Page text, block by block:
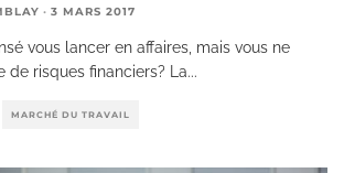
· 3 MARS 2017
vous lancer en affaires, mais vous ne
de risques financiers? La...
MARCHÉ DU TRAVAIL